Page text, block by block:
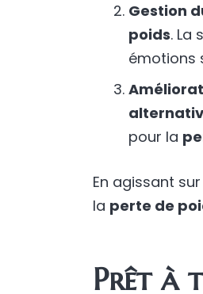
Gestion
poids. La
émotions
pour la
En agissant
la perte de
Prêt à